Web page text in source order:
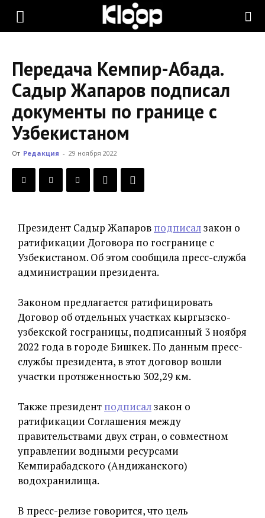
KLOOP.KG
Новости
Кыргызстана
Передача Кемпир-Абада.
Садыр Жапаров подписал
документы по границе с
Узбекистаном
От Редакция - 29 ноября 2022
Президент Садыр Жапаров подписалзакон о
ратификации Договора по госгранице с
Узбекистаном. Об этом сообщила пресс-служба
администрации президента.
Законом предлагается ратифицировать
Договор об отдельных участках кыргызско-
узбекской госграницы, подписанный 3 ноября
2022 года в городе Бишкек. По данным пресс-
службы президента, в этот договор вошли
участки протяженностью 302,29 км.
Также президент подписалзакон о
ратификации Соглашения между
правительствами двух стран, о совместном
управлении водными ресурсами
Кемпирабадского (Андижанского)
водохранилища.
В пресс-релизе говорится, что цель